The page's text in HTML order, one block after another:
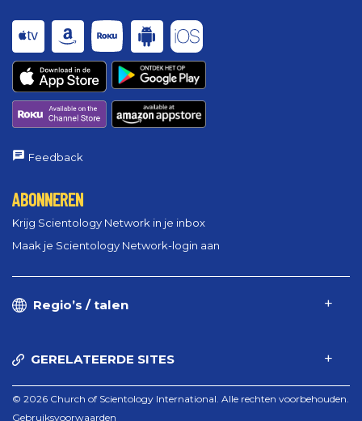
Feedback
ABONNEREN
Krijg Scientology Network in je inbox
Maak je Scientology Network-login aan
Regio’s / talen
GERELATEERDE SITES
© 2026 Church of Scientology International. Alle rechten voorbehouden.
Gebruiksvoorwaarden